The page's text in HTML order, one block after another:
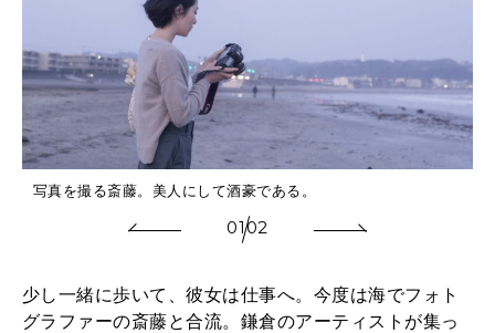
写真を撮る斎藤。美人にして酒豪である。
0102
少し一緒に歩いて、彼女は仕事へ。今度は海でフォト
グラファーの斎藤と合流。鎌倉のアーティストが集っ